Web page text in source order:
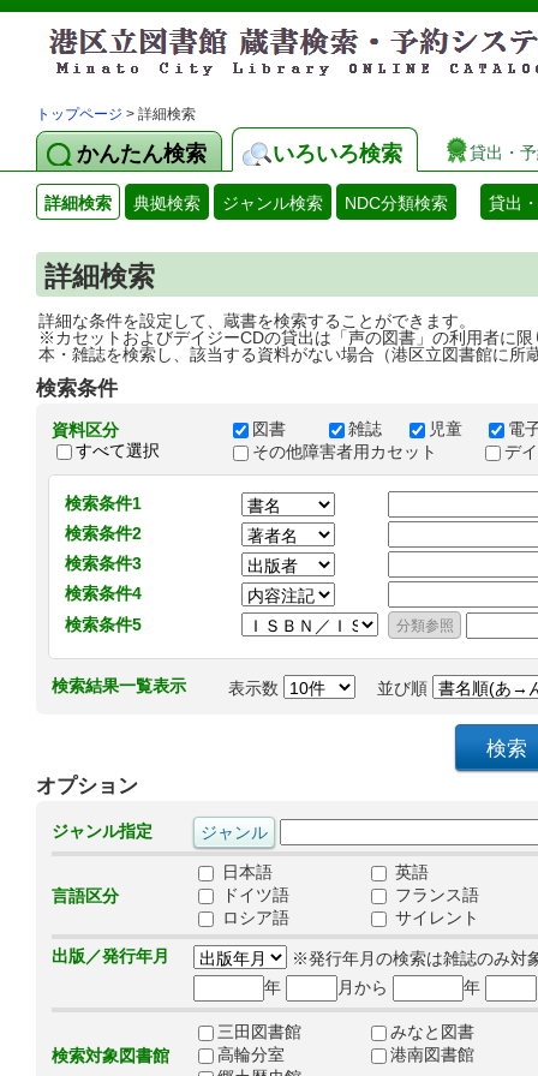
トップページ > 詳細検索
かんたん検索 いろいろ検索 貸出・
詳細検索 典拠検索 ジャンル検索 NDC分類検索 貸出
詳細検索
詳細な条件を設定して、蔵書を検索することができます。
※カセットおよびデイジーCDの貸出は「声の図書」の利用者に限
本・雑誌を検索し、該当する資料がない場合（港区立図書館に所
検索条件
資料区分
すべて選択
図書 雑誌 児童
電
その他障害者用カセット
デ
検索条件1
検索条件2
検索条件3
検索条件4
検索条件5
検索結果一覧表示 表示数 並び順
オプション
ジャンル指定
言語区分
日本語
英語
ドイツ語
フランス語
ロシア語
サイレント
出版／発行年月
※発行年月の検索は雑誌のみ対
年
月から 年
検索対象図書館
三田図書館
みなと図書
高輪分室
港南図書館